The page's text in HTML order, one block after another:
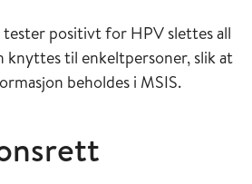
positivt for HPV slettes all
knyttes til enkeltpersoner, slik at
beholdes i MSIS.